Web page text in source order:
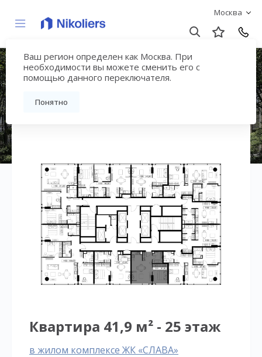
Москва
Ваш регион определен как Москва. При
необходимости вы можете сменить его с
помощью данного переключателя.
Понятно
ЖК «СЛАВА»
Вернуться на страницу жилого комплекса
Квартира 41,9 м² - 25 этаж
в жилом комплексе ЖК «СЛАВА»